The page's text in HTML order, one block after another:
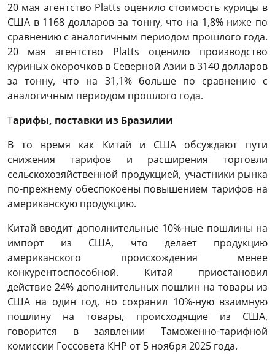
20 мая агентство Platts оценило стоимость курицы в
США в 1168 долларов за тонну, что на 1,8% ниже по
сравнению с аналогичным периодом прошлого года.
20 мая агентство Platts оценило производство
куриных окорочков в Северной Азии в 3140 долларов
за тонну, что на 31,1% больше по сравнению с
аналогичным периодом прошлого года.
Тарифы, поставки из Бразилии
В то время как Китай и США обсуждают пути
снижения тарифов и расширения торговли
сельскохозяйственной продукцией, участники рынка
по-прежнему обеспокоены повышением тарифов на
американскую продукцию.
Китай вводит дополнительные 10%-ные пошлины на
импорт из США, что делает продукцию
американского происхождения менее
конкурентоспособной. Китай приостановил
действие 24% дополнительных пошлин на товары из
США на один год, но сохранил 10%-ную взаимную
пошлину на товары, происходящие из США,
говорится в заявлении Таможенно-тарифной
комиссии Госсовета КНР от 5 ноября 2025 года.